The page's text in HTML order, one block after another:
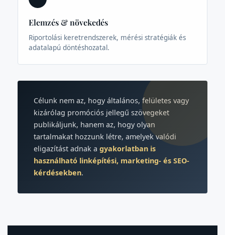
Elemzés & növekedés
Riportolási keretrendszerek, mérési stratégiák és
adatalapú döntéshozatal.
Célunk nem az, hogy általános, felületes vagy
kizárólag promóciós jellegű szövegeket
publikáljunk, hanem az, hogy olyan
tartalmakat hozzunk létre, amelyek valódi
eligazítást adnak a gyakorlatban is
használható linképítési, marketing- és SEO-
kérdésekben.